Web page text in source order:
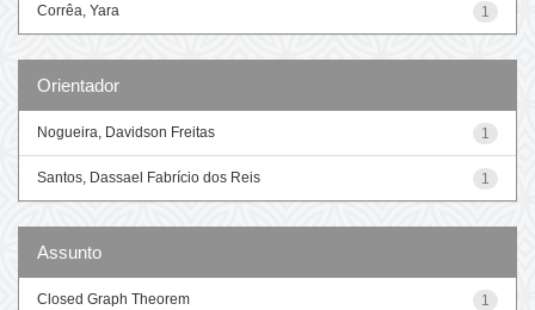
1
Corrêa, Yara
Orientador
1
Nogueira, Davidson Freitas
1
Santos, Dassael Fabrício dos Reis
Assunto
1
Closed Graph Theorem